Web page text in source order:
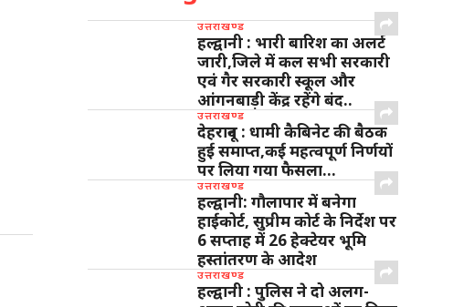
उत्तराखण्ड
हल्द्वानी : भारी बारिश का अलर्ट
जारी,जिले में कल सभी सरकारी
एवं गैर सरकारी स्कूल और
आंगनबाड़ी केंद्र रहेंगे बंद..
उत्तराखण्ड
देहरादून : धामी कैबिनेट की बैठक
हुई समाप्त,कई महत्वपूर्ण निर्णयों
पर लिया गया फैसला…
उत्तराखण्ड
हल्द्वानी: गौलापार में बनेगा
हाईकोर्ट, सुप्रीम कोर्ट के निर्देश पर
6 सप्ताह में 26 हेक्टेयर भूमि
हस्तांतरण के आदेश
उत्तराखण्ड
हल्द्वानी : पुलिस ने दो अलग-